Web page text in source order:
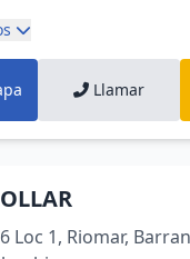
Llamar
Loc 1, Riomar,